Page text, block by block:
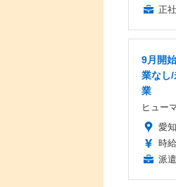
正
9月開
業なし
業
ヒュー
愛
時
派